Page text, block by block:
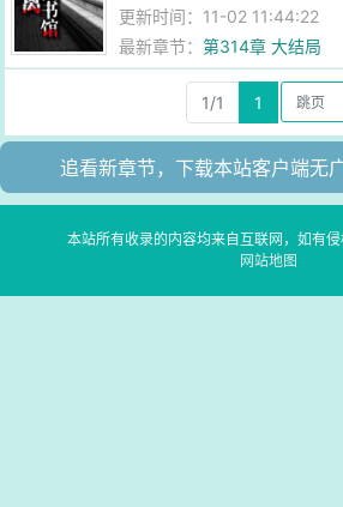
更新时间：11-02 11:44:22
最新章节：第314章 大结局
1/1 1
追看新章节，下载本站客户端无
本站所有收录的内容均来自互联网，如有侵
网站地图